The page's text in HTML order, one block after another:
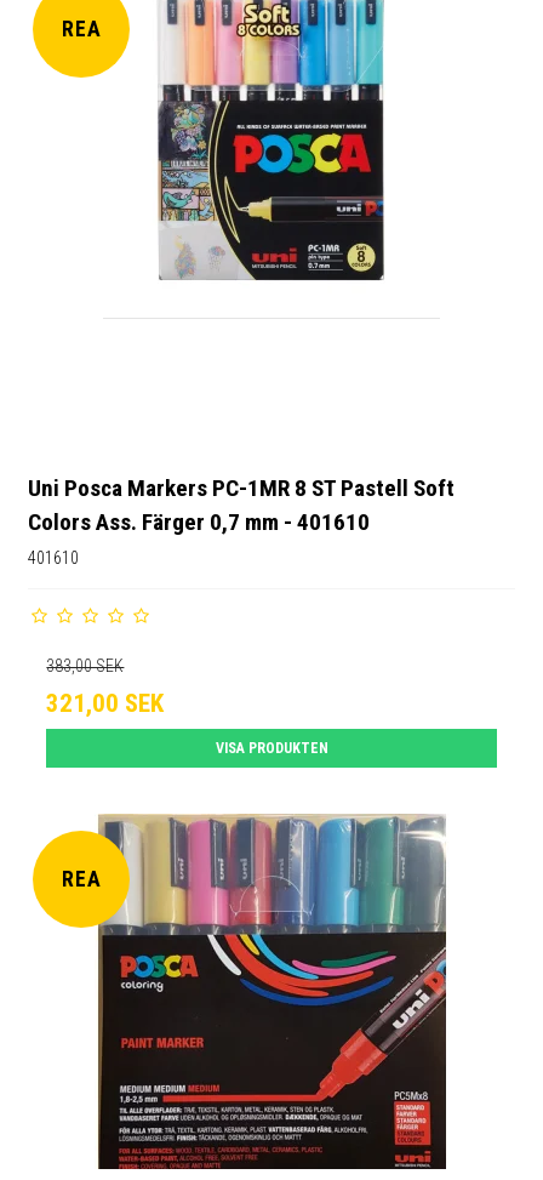
REA
Uni Posca Markers PC-1MR 8 ST Pastell Soft
Colors Ass. Färger 0,7 mm - 401610
401610
383,00 SEK
321,00 SEK
VISA PRODUKTEN
REA